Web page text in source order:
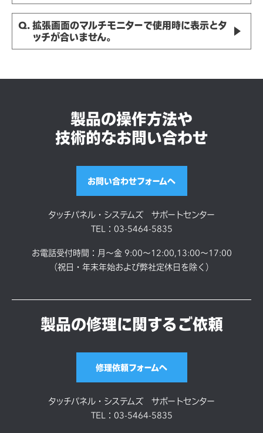
Q. 拡張画面のマルチモニターで使用時に表示とタ
ッチが合いません。
製品の操作方法や
技術的なお問い合わせ
お問い合わせフォームへ
タッチパネル・システムズ サポートセンター
TEL：03-5464-5835
お電話受付時間：月～金 9:00～12:00,13:00～17:00
（祝日・年末年始および弊社定休日を除く）
製品の修理に関するご依頼
修理依頼フォームへ
タッチパネル・システムズ サポートセンター
TEL：03-5464-5835